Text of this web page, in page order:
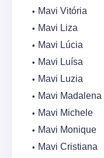
Mavi Vitória
Mavi Liza
Mavi Lúcia
Mavi Luísa
Mavi Luzia
Mavi Madalena
Mavi Michele
Mavi Monique
Mavi Cristiana